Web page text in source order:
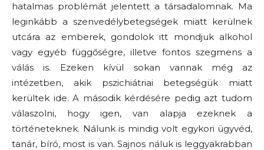
hatalmas problémát jelentett a társadalomnak. Ma
leginkább a szenvedélybetegségek miatt kerülnek
utcára az emberek, gondolok itt mondjuk alkohol
vagy egyéb függőségre, illetve fontos szegmens a
válás is. Ezeken kívül sokan vannak még az
intézetben, akik pszichiátriai betegségük miatt
kerültek ide. A második kérdésére pedig azt tudom
válaszolni, hogy igen, van alapja ezeknek a
történeteknek. Nálunk is mindig volt egykori ügyvéd,
tanár, bíró, most is van. Sajnos náluk is leggyakrabban